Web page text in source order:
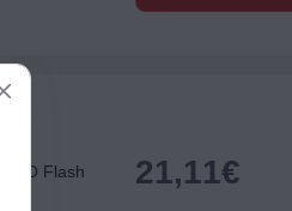
Flash
21,11€